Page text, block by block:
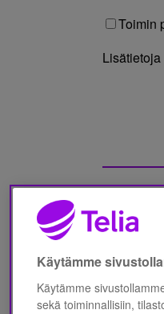
Toimin
Lisätietoja
Olen
Käytämme
Käytämme
sekä toiminnallisiin,